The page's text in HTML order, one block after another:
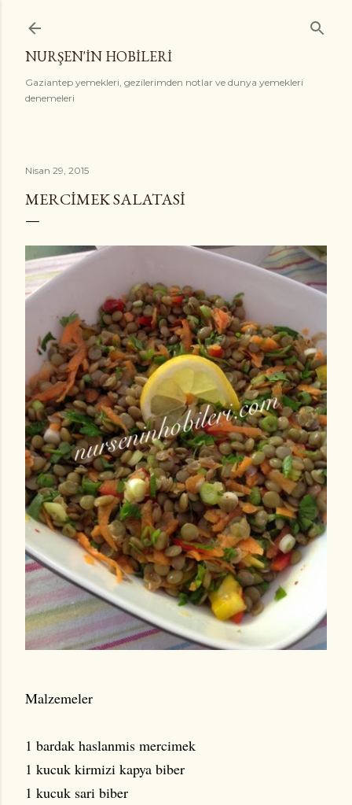
NURŞEN'İN HOBİLERİ
Gaziantep yemekleri, gezilerimden notlar ve dunya yemekleri
denemeleri
Nisan 29, 2015
MERCIMEK SALATASI
Malzemeler
1 bardak haslanmis mercimek
1 kucuk kirmizi kapya biber
1 kucuk sari biber